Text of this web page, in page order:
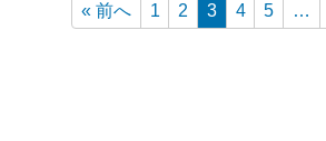
« 前へ 1 2 3 4 5 …